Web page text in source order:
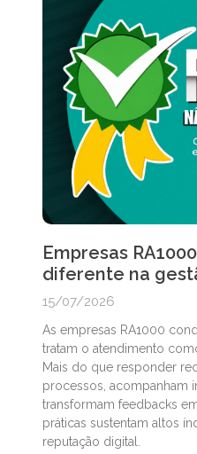
Empresas
diferente na
15/07/2026
As empresas RA1000
tratam o atendimento
Mais do que responder
processos, acompanham
transformam feedbacks
práticas sustentam altos
reputação digital.